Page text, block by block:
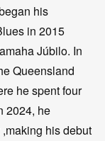
his
in 2015
Júbilo. In
Queensland
he spent four
2024, he
his debut